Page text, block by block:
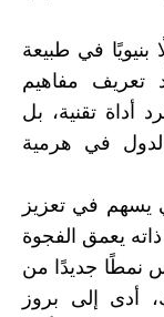
بنيويًا في طبيعة
تعريف مفاهيم
أداة تقنية، بل
في هرمية
يسهم في تعزيز
يعمق الفجوة
نمطًا جديدًا من
أدى إلى بروز